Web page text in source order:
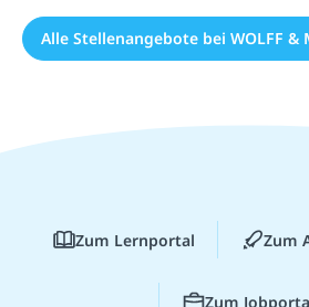
Alle Stellenangebote bei WOLFF &
Zum Lernportal Zum
Zum